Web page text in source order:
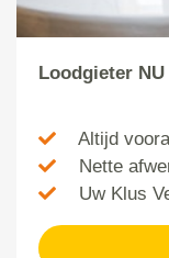
Loodgieter
Altijd
Nette
Uw Klus